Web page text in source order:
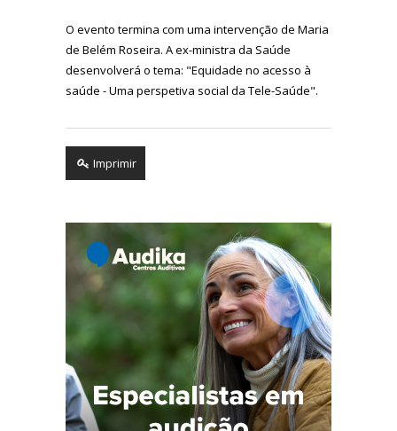
O evento termina com uma intervenção de Maria
de Belém Roseira. A ex-ministra da Saúde
desenvolverá o tema: "Equidade no acesso à
saúde - Uma perspetiva social da Tele-Saúde".
Imprimir